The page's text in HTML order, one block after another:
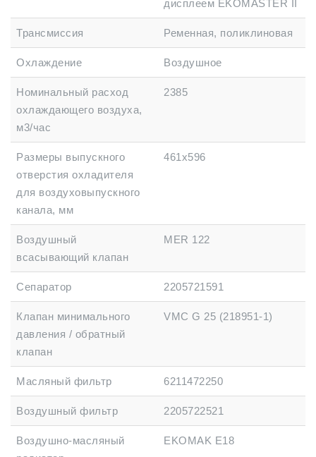
дисплеем EKOMASTER II
Трансмиссия Ременная, поликлиновая
Охлаждение Воздушное
Номинальный расход
охлаждающего воздуха,
м3/час
2385
Размеры выпускного
отверстия охладителя
для воздуховыпускного
канала, мм
461х596
Воздушный
всасывающий клапан
MER 122
Сепаратор 2205721591
Клапан минимального
давления / обратный
клапан
VMC G 25 (218951-1)
Масляный фильтр 6211472250
Воздушный фильтр 2205722521
Воздушно-масляный
EKOMAK E18